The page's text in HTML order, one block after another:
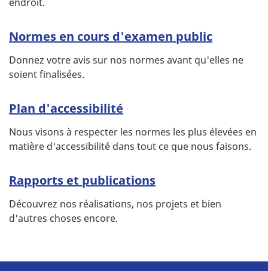
Normes en cours d'examen public
Donnez votre avis sur nos normes avant qu'elles ne
soient finalisées.
Plan d'accessibilité
Nous visons à respecter les normes les plus élevées en
matière d'accessibilité dans tout ce que nous faisons.
Rapports et publications
Découvrez nos réalisations, nos projets et bien
d'autres choses encore.